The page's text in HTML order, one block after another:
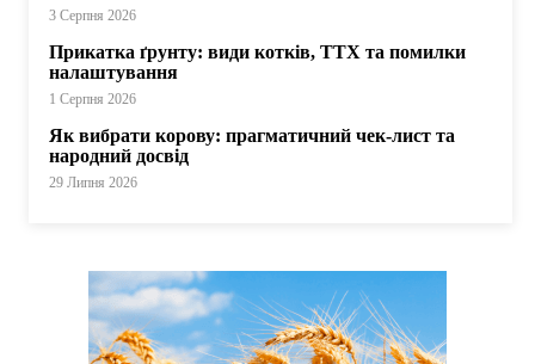
3 Серпня 2026
Прикатка ґрунту: види котків, ТТХ та помилки
налаштування
1 Серпня 2026
Як вибрати корову: прагматичний чек-лист та
народний досвід
29 Липня 2026